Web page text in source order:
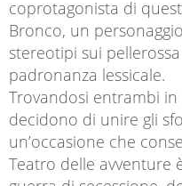
coprotagonista di
Bronco, un
stereotipi sui
padronanza lessicale.
Trovandosi entrambi
decidono di unire gli
un’occasione che
Teatro delle avventure